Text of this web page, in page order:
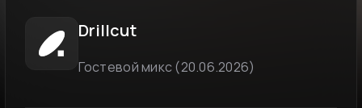
Drillcut
Гостевой микс (20.06.2026)